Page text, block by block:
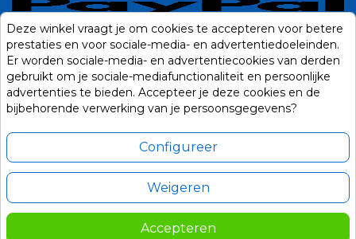
Deze winkel vraagt je om cookies te accepteren voor betere
prestaties en voor sociale-media- en advertentiedoeleinden.
Er worden sociale-media- en advertentiecookies van derden
gebruikt om je sociale-mediafunctionaliteit en persoonlijke
advertenties te bieden. Accepteer je deze cookies en de
bijbehorende verwerking van je persoonsgegevens?
Configureer
Weigeren
Accepteren